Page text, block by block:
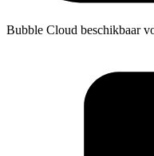
Bubble Cloud beschikbaar